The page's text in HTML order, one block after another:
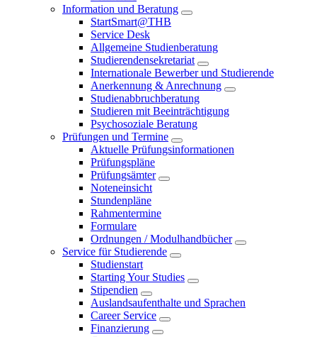
Information und Beratung
StartSmart@THB
Service Desk
Allgemeine Studienberatung
Studierendensekretariat
Internationale Bewerber und Studierende
Anerkennung & Anrechnung
Studienabbruchberatung
Studieren mit Beeinträchtigung
Psychosoziale Beratung
Prüfungen und Termine
Aktuelle Prüfungsinformationen
Prüfungspläne
Prüfungsämter
Noteneinsicht
Stundenpläne
Rahmentermine
Formulare
Ordnungen / Modulhandbücher
Service für Studierende
Studienstart
Starting Your Studies
Stipendien
Auslandsaufenthalte und Sprachen
Career Service
Finanzierung